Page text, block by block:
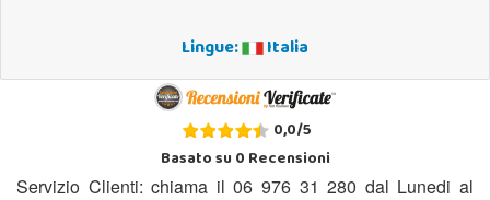
Lingue: Italia
0,0/5
Basato su0Recensioni
Servizio Clienti: chiama il 06 976 31 280 dal Lunedi al